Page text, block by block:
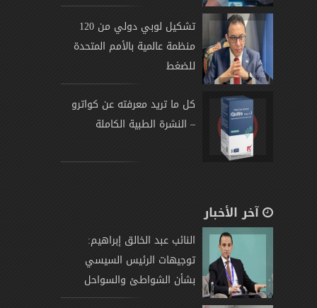
تشكيل لوبي دولي من 120
منظمة عالمية بالأمم المتحدة
للضغط
كل ما تريد معرفته عن كواترو
– النشرة الطبية الكاملة
آخر الأخبار
النائب عبد الخالق إبراهيم:
توجيهات الرئيس السيسي
بشأن الشواطئ والسواحل